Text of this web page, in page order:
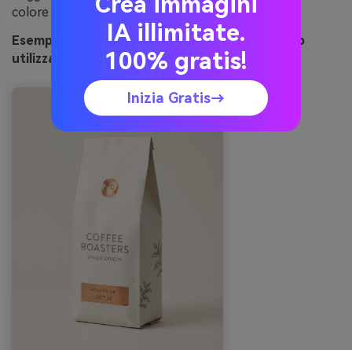
colore opaco per mantenerlo terroso, non lucido.
Esempio di immagine di cabina di rame generato
utilizzando media.io
IA illimitate.
100% gratis!
Inizia Gratis→